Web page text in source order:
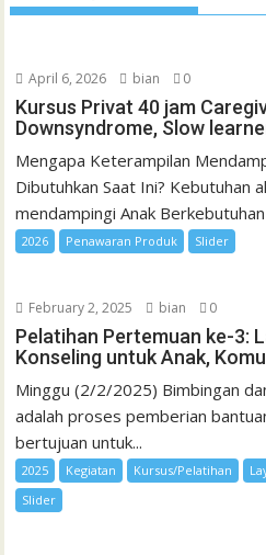
April 6, 2026 bian 0
Kursus Privat 40 jam
Downsyndrome, Slow
Mengapa Keterampilan
Dibutuhkan Saat Ini? Kebutuhan
mendampingi Anak Berkebutuhan
2026 Penawaran Produk Slider
February 2, 2025 bian 0
Pelatihan Pertemuan ke-3:
Konseling untuk Anak,
Minggu (2/2/2025) Bimbingan
adalah proses pemberian
bertujuan untuk...
2025 Kegiatan Kursus/Pelatihan
Slider